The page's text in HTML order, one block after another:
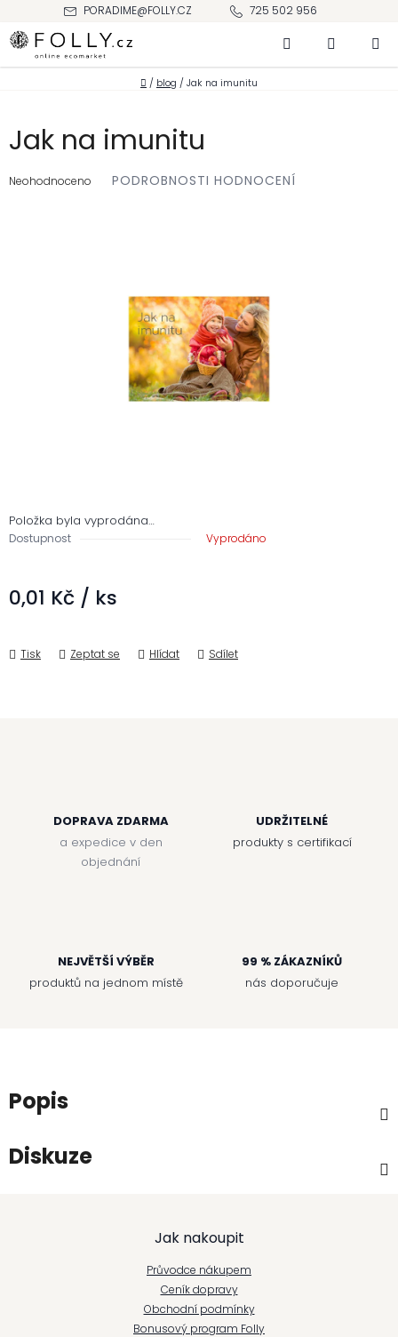
obsah
PORADIME@FOLLY.CZ 725 502 956
Hledat NÁKUPNÍ
KOŠÍK
Domů
/ blog /Jak na imunitu
Položka byla vyprodána…
Dostupnost Vyprodáno
0,01 Kč / ks
Tisk Zeptat se Hlídat Sdílet
Jak na imunitu
hodnocení
Neohodnoceno PODROBNOSTI HODNOCENÍ
DOPRAVA ZDARMA
a expedice v den
objednání
UDRŽITELNÉ
produkty s certifikací
NEJVĚTŠÍ VÝBĚR
produktů na jednom místě
99 % ZÁKAZNÍKŮ
nás doporučuje
Popis
Diskuze
Jak nakoupit
Průvodce nákupem
Ceník dopravy
Obchodní podmínky
Bonusový program Folly